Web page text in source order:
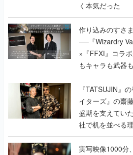
く本気だった
作り込みのすさ
──『Wizardry
×『FFXI』コラ
もキャラも武器
で作り込まれた
く
『TATSUJIN』
イターズ』の齋
盛期を支えてい
社で机を並べる
『TATSUJIN
んだレジェンド
実写映像1000分